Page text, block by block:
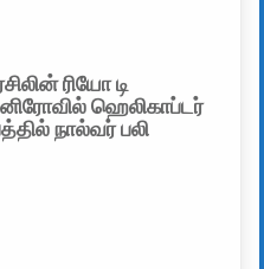
ரியோ டி
ஹெலிகாப்டர்
நால்வர் பலி